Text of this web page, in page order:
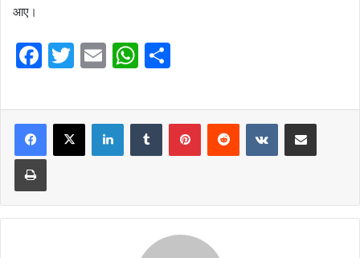
आए।
F
c
e
b
o
o
T
itt
er
E
ai
l
W
at
s
A
p
ar
e
LinkedInTumblr PinterestReddit VKontakteShare via Email
Print